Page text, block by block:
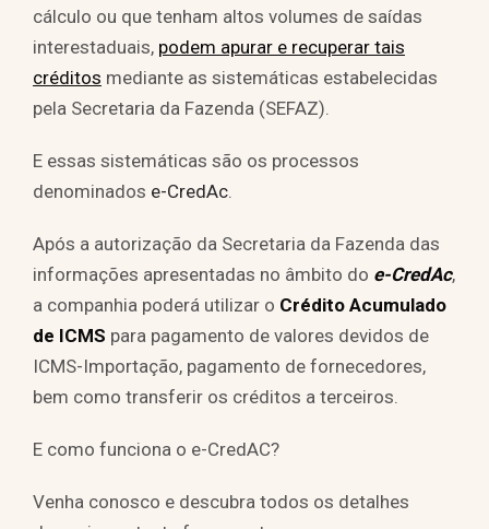
cálculo ou que tenham altos volumes de saídas
interestaduais, podem apurar e recuperar tais
créditos mediante as sistemáticas estabelecidas
pela Secretaria da Fazenda (SEFAZ).
E essas sistemáticas são os processos
denominados e-CredAc.
Após a autorização da Secretaria da Fazenda das
informações apresentadas no âmbito do e-CredAc,
a companhia poderá utilizar o Crédito Acumulado
de ICMS para pagamento de valores devidos de
ICMS-Importação, pagamento de fornecedores,
bem como transferir os créditos a terceiros.
E como funciona o e-CredAC?
Venha conosco e descubra todos os detalhes